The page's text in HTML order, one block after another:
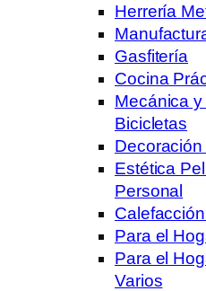
Herrería
Gasfitería
Cocina
Mecánica
Bicicletas
Estética
Personal
Para el
Para el
Varios